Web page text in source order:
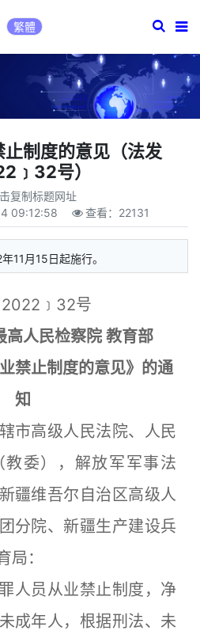
繁體
制度的意见（法发
号）
复制标题网址
09:12:58 查看： 22131
11月15日起施行。
号
高人民检察院 教育部
禁止制度的意见》的通
知
市高级人民法院、人民
委），解放军军事法
疆维吾尔自治区高级人
分院、新疆生产建设兵
局：
员从业禁止制度，净
成年人，根据刑法、未